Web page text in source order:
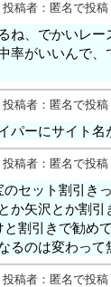
投稿者： 匿名で投稿
ね、でかいレ
率がいいんで
投稿者： 匿名で投稿
パーにサイト名
投稿者： 匿名で投稿
セット割引き
か矢沢とか割
割引きで勧め
るのは変わって
投稿者： 匿名で投稿